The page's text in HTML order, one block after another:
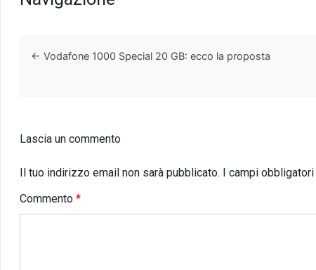
← Vodafone 1000 Special 20 GB: ecco la proposta
Lascia un commento
Il tuo indirizzo email non sarà pubblicato. I campi
Commento *